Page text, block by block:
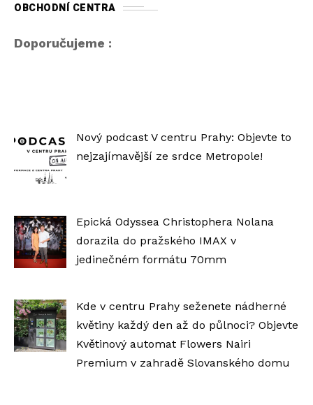
OBCHODNÍ CENTRA
Doporučujeme :
Nový podcast V centru Prahy: Objevte to
nejzajímavější ze srdce Metropole!
Epická Odyssea Christophera Nolana
dorazila do pražského IMAX v
jedinečném formátu 70mm
Kde v centru Prahy seženete nádherné
květiny každý den až do půlnoci? Objevte
Květinový automat Flowers Nairi
Premium v zahradě Slovanského domu